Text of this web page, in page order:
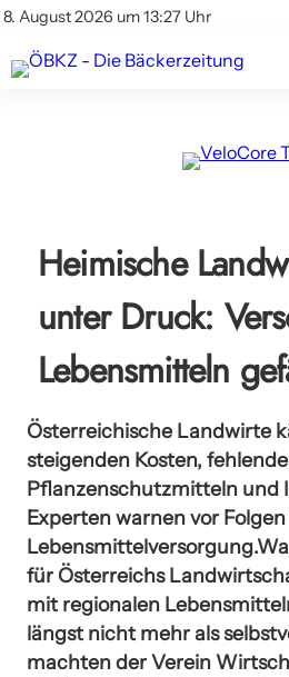
8. August 2026 um 13:27 Uhr
Impressum & Offenlegung
Am Wort
Genuss & Trends
Heimische
unter Druck:
Lebensmitteln
Österreichische Landwirte
steigenden Kosten,
Pflanzenschutzmitteln und
Experten warnen vor
für Österreichs
mit regionalen
längst nicht mehr als
machten der Verein